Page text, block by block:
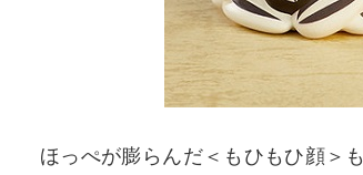
ほっぺが膨らんだ＜もひもひ顔＞